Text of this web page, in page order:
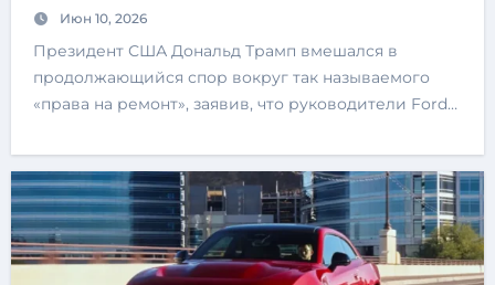
Июн 10, 2026
Президент США Дональд Трамп вмешался в
продолжающийся спор вокруг так называемого
«права на ремонт», заявив, что руководители Ford…